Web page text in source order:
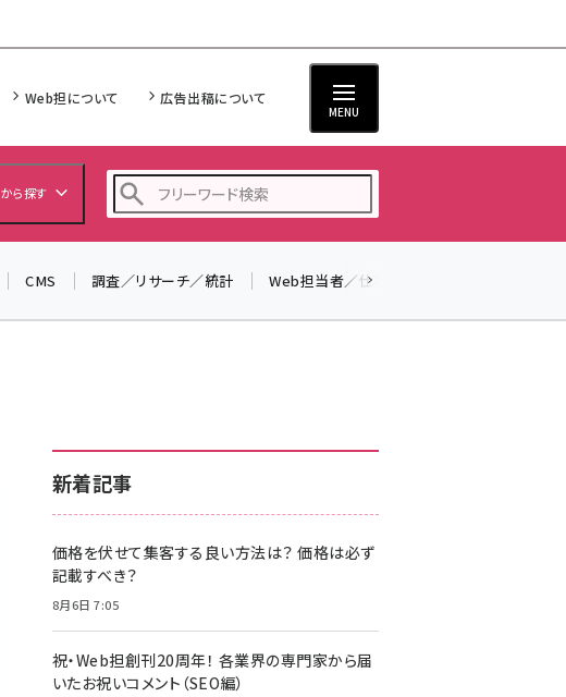
Web担について 広告出稿について
MENU
から探す
z世代 (1622)
meo (1275)
CMS 調査／リサーチ／統計 Web担当者／仕事
新着記事
価格を伏せて集客する良い方法は？ 価格は必ず
記載すべき？
8月6日 7:05
祝・Web担創刊20周年！ 各業界の専門家から届
いたお祝いコメント（SEO編）